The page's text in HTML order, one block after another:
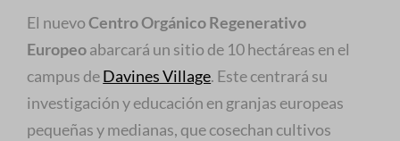
El nuevoCentro Orgánico Regenerativo
Europeoabarcará un sitio de 10 hectáreas en el
campus deDavines Village. Este centrará su
investigación y educación en granjas europeas
pequeñas y medianas, que cosechan cultivos